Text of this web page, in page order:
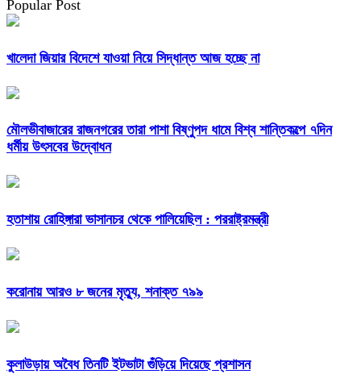
Popular Post
খালেদা জিয়ার বিদেশে যাওয়া নিয়ে সিদ্ধান্ত আজ হচ্ছে না
মৌলভীবাজারের রাজনগরের তারা পাশা বিষ্ণুপদ ধামে বিশ্ব শান্তিকল্পে ৭দিন
ধর্মীয় উৎসবের উদ্বোধন
হতাশায় রোহিঙ্গারা ভাসানচর থেকে পালিয়েছিল : পররাষ্ট্রমন্ত্রী
করোনায় আরও ৮ জনের মৃত্যু, শনাক্ত ৭৯৯
কুলাউড়ায় অবৈধ তিনটি ইটভাটা গুঁড়িয়ে দিয়েছে প্রশাসন